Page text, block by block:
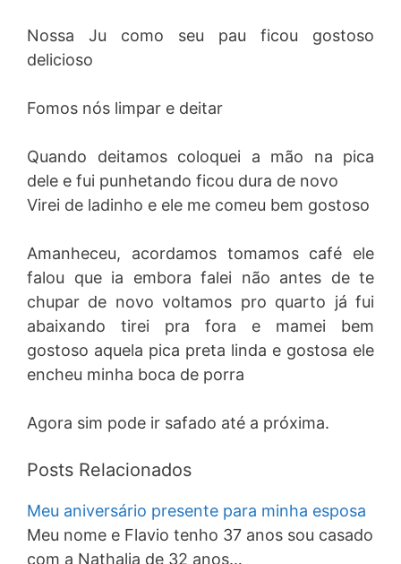
Nossa Ju como seu pau ficou gostoso
delicioso
Fomos nós limpar e deitar
Quando deitamos coloquei a mão na pica
dele e fui punhetando ficou dura de novo
Virei de ladinho e ele me comeu bem gostoso
Amanheceu, acordamos tomamos café ele
falou que ia embora falei não antes de te
chupar de novo voltamos pro quarto já fui
abaixando tirei pra fora e mamei bem
gostoso aquela pica preta linda e gostosa ele
encheu minha boca de porra
Agora sim pode ir safado até a próxima.
Posts Relacionados
Meu aniversário presente para minha esposa
Meu nome e Flavio tenho 37 anos sou casado
com a Nathalia de 32 anos…